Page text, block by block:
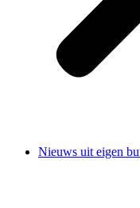
Nieuws uit eigen